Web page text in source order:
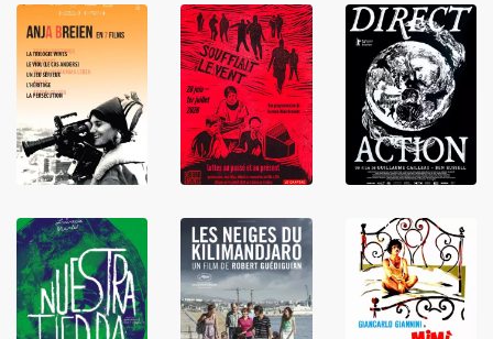
LIRE
LIRE
LIRE
LIRE